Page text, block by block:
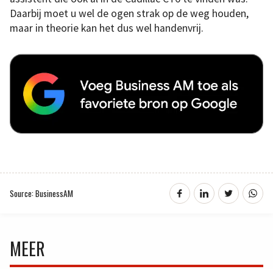
Daarbij moet u wel de ogen strak op de weg houden,
maar in theorie kan het dus wel handenvrij.
Source: BusinessAM
MEER